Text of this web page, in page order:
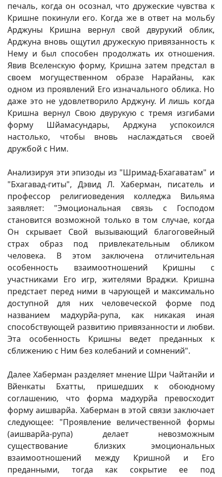
печаль, когда он осознал, что дружеские чувства к
Кришне покинули его. Когда же в ответ на мольбу
Арджуны Кришна вернул свой двурукий облик,
Арджуна вновь ощутил дружескую привязанность к
Нему и был способен продолжать их отношения.
Явив Вселенскую форму, Кришна затем предстал в
своем могущественном образе Нарайаны, как
одном из проявлений Его изначального облика. Но
даже это не удовлетворило Арджуну. И лишь когда
Кришна вернул Свою двурукую с тремя изгибами
форму Шйамасундары, Арджуна успокоился
настолько, чтобы вновь наслаждаться своей
дружбой с Ним.
Анализируя эти эпизоды из "Шримад-Бхагаватам" и
"Бхагавад-гиты", Дэвид Л. Хаберман, писатель и
профессор религиоведения колледжа Вильяма
заявляет: "Эмоциональная связь с Господом
становится возможной только в том случае, когда
Он скрывает Свой вызывающий благоговейный
страх образ под привлекательным обликом
человека. В этом заключена отличительная
особенность взаимоотношений Кришны с
участниками Его игр, жителями Враджи. Кришна
предстает перед ними в чарующей и максимально
доступной для них человеческой форме под
названием мадхурйа-рупа, как никакая иная
способствующей развитию привязанности и любви.
Эта особенность Кришны ведет преданных к
сближению с Ним без колебаний и сомнений".
Далее Хаберман разделяет мнение Шри Чайтанйи и
Вйенкаты Бхатты, пришедших к обоюдному
соглашению, что форма мадхурйа превосходит
форму аишварйа. Хаберман в этой связи заключает
следующее: "Проявление величественной формы
(аишварйа-рупа) делает невозможным
существование близких эмоциональных
взаимоотношений между Кришной и Его
преданными, тогда как сокрытие ее под